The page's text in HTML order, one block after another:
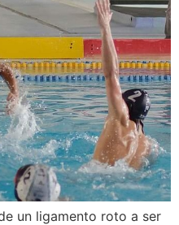
un ligamento roto a ser